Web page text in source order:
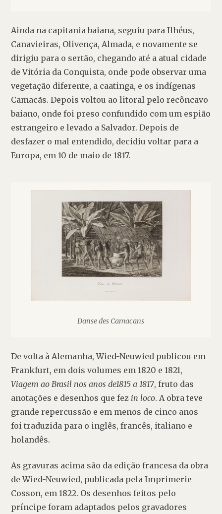
Ainda na capitania baiana, seguiu para Ilhéus,
Canavieiras, Olivença, Almada, e novamente se
dirigiu para o sertão, chegando até a atual cidade
de Vitória da Conquista, onde pode observar uma
vegetação diferente, a caatinga, e os indígenas
Camacãs. Depois voltou ao litoral pelo recôncavo
baiano, onde foi preso confundido com um espião
estrangeiro e levado a Salvador. Depois de
desfazer o mal entendido, decidiu voltar para a
Europa, em 10 de maio de 1817.
Danse des Camacans
De volta à Alemanha, Wied-Neuwied publicou em
Viagem ao Brasil nos anos de1815 a 1817, fruto das
anotações e desenhos que fez in loco. A obra teve
grande repercussão e em menos de cinco anos
foi traduzida para o inglês, francês, italiano e
holandês.
As gravuras acima são da edição francesa da obra
de Wied-Neuwied, publicada pela Imprimerie
Cosson, em 1822. Os desenhos feitos pelo
príncipe foram adaptados pelos gravadores